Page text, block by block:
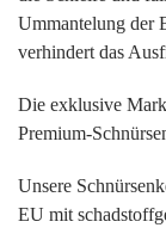
Ummantelung der
verhindert das
Die exklusive
Premium-
Unsere
EU mit